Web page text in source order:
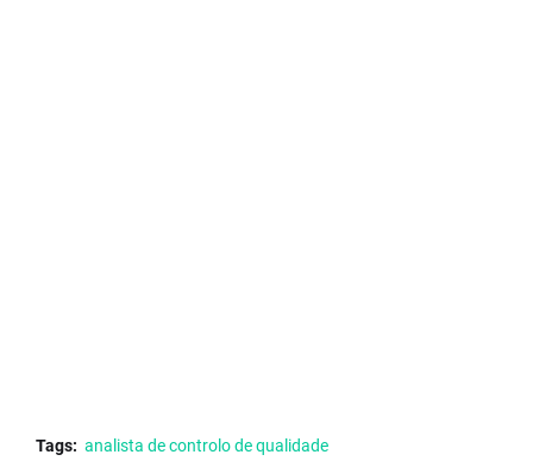
Tags: analista de controlo de qualidade